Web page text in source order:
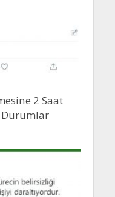
2 Saat
Durumlar